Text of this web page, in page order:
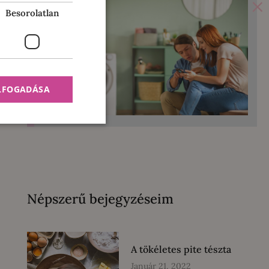
Népszerű bejegyzéseim
A tökéletes pite tészta
Január 21, 2022
Besorolatlan